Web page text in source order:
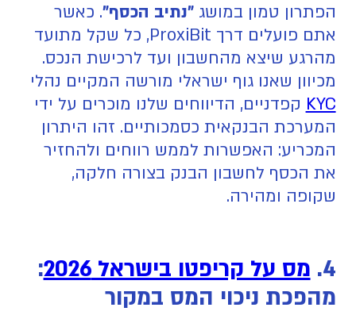
הפתרון טמון במושג"נתיב הכסף". כאשר
אתם פועלים דרך ProxiBit, כל שקל מתועד
מהרגע שיצא מהחשבון ועד לרכישת הנכס.
מכיוון שאנו גוף ישראלי מורשה המקיים נהלי
KYC קפדניים, הדיווחים שלנו מוכרים על ידי
המערכת הבנקאית כסמכותיים. זהו היתרון
המכריע: האפשרות לממש רווחים ולהחזיר
את הכסף לחשבון הבנק בצורה חלקה,
שקופה ומהירה.
4. מס על קריפטו בישראל 2026
:
מהפכת ניכוי המס במקור